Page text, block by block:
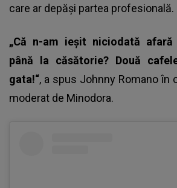
care ar depăși partea profesională.
„Că n-am ieșit niciodată
până la căsătorie? Două
gata!“, a spus Johnny Romano în
moderat de Minodora.